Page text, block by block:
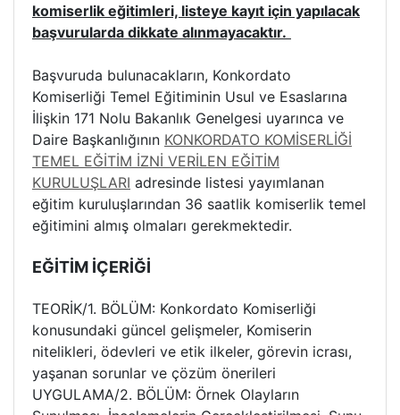
komiserlik eğitimleri, listeye kayıt için yapılacak
başvurularda dikkate alınmayacaktır.
Başvuruda bulunacakların, Konkordato
Komiserliği Temel Eğitiminin Usul ve Esaslarına
İlişkin 171 Nolu Bakanlık Genelgesi uyarınca ve
Daire Başkanlığının KONKORDATO KOMİSERLİĞİ
TEMEL EĞİTİM İZNİ VERİLEN EĞİTİM
KURULUŞLARI adresinde listesi yayımlanan
eğitim kuruluşlarından 36 saatlik komiserlik temel
eğitimini almış olmaları gerekmektedir.
EĞİTİM İÇERİĞİ
TEORİK/1. BÖLÜM: Konkordato Komiserliği
konusundaki güncel gelişmeler, Komiserin
nitelikleri, ödevleri ve etik ilkeler, görevin icrası,
yaşanan sorunlar ve çözüm önerileri
UYGULAMA/2. BÖLÜM: Örnek Olayların